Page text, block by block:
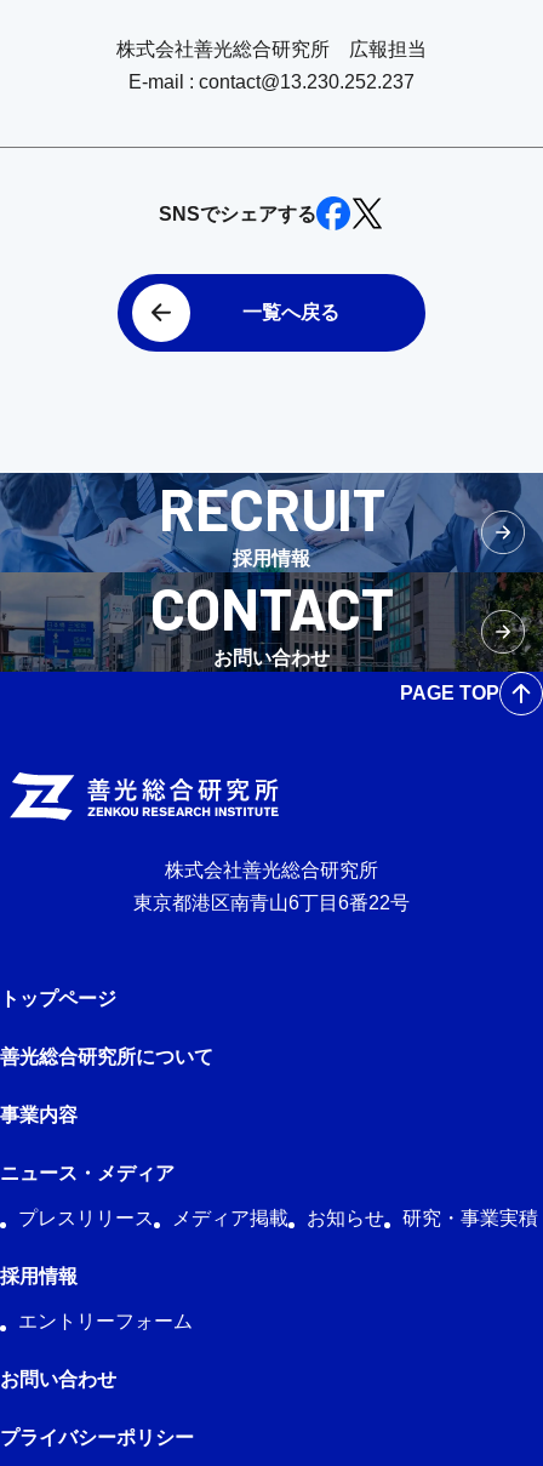
株式会社善光総合研究所 広報担当
E-mail : contact@13.230.252.237
SNSでシェアする
一覧へ戻る
RECRUIT
採用情報
CONTACT
お問い合わせ
PAGE TOP
株式会社善光総合研究所
東京都港区南青山6丁目6番22号
トップページ
善光総合研究所について
事業内容
ニュース・メディア
プレスリリース メディア掲載 お知らせ 研究・事業実積
採用情報
エントリーフォーム
お問い合わせ
プライバシーポリシー